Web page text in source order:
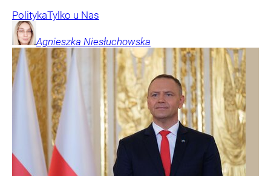
PolitykaTylko u Nas
Agnieszka Niesłuchowska